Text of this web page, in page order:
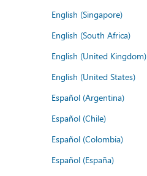
English (Singapore)
English (South Africa)
English (United Kingdom)
English (United States)
Español (Argentina)
Español (Chile)
Español (Colombia)
Español (España)